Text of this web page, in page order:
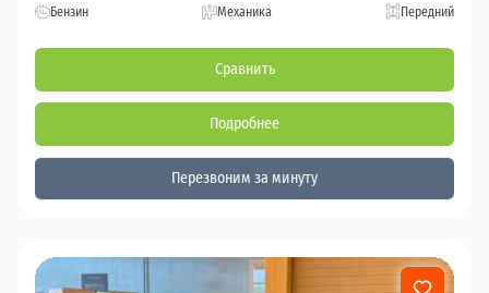
Бензин Механика Передний
Сравнить
Подробнее
Перезвоним за минуту